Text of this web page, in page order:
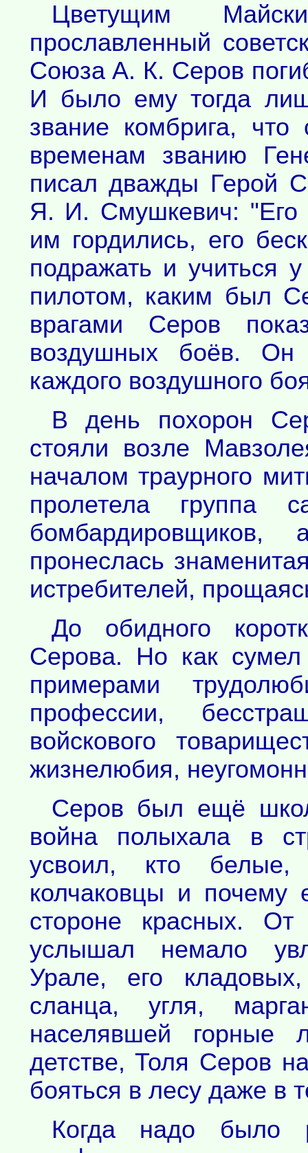
Цветущим
прославленный
Союза А. К. Серов
И было ему тогда
звание комбрига, что
временам званию
писал дважды Герой
Я. И. Смушкевич: "Его
им гордились, его
подражать и учиться
пилотом, каким был
врагами Серов
воздушных боёв.
каждого воздушного
В день похорон
стояли возле
началом траурного
пролетела группа
пронеслась
истребителей,
До обидного
Серова. Но как
примерами
профессии,
войскового
жизнелюбия,
Серов был ещё
война полыхала в
усвоил, кто
колчаковцы и почему
стороне красных.
услышал немало
Урале, его
сланца, угля,
населявшей
детстве, Толя Серов
бояться в лесу даже в
Когда надо было